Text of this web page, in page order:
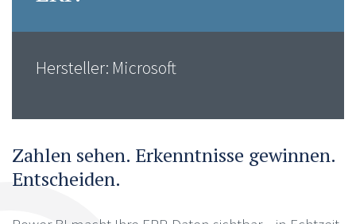
Hersteller: Microsoft
Zahlen sehen. Erkenntnisse gewinnen.
Entscheiden.